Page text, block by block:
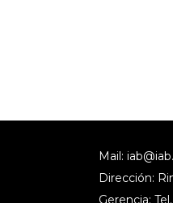
Mail:
Dirección:
Gerencia: